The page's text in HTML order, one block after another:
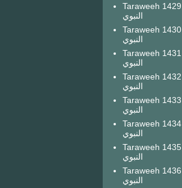
Taraweeh 1429 صلاة التراويح من المسجد
النبوي
Taraweeh 1430 صلاة التراويح من المسجد
النبوي
Taraweeh 1431 صلاة التراويح من المسجد
النبوي
Taraweeh 1432 صلاة التراويح من المسجد
النبوي
Taraweeh 1433 صلاة التراويح من المسجد
النبوي
Taraweeh 1434 صلاة التراويح من المسجد
النبوي
Taraweeh 1435 صلاة التراويح من المسجد
النبوي
Taraweeh 1436 صلاة التراويح من المسجد
النبوي